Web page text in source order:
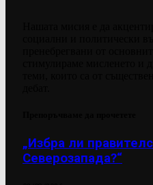
„Избра ли
Северозапада?“